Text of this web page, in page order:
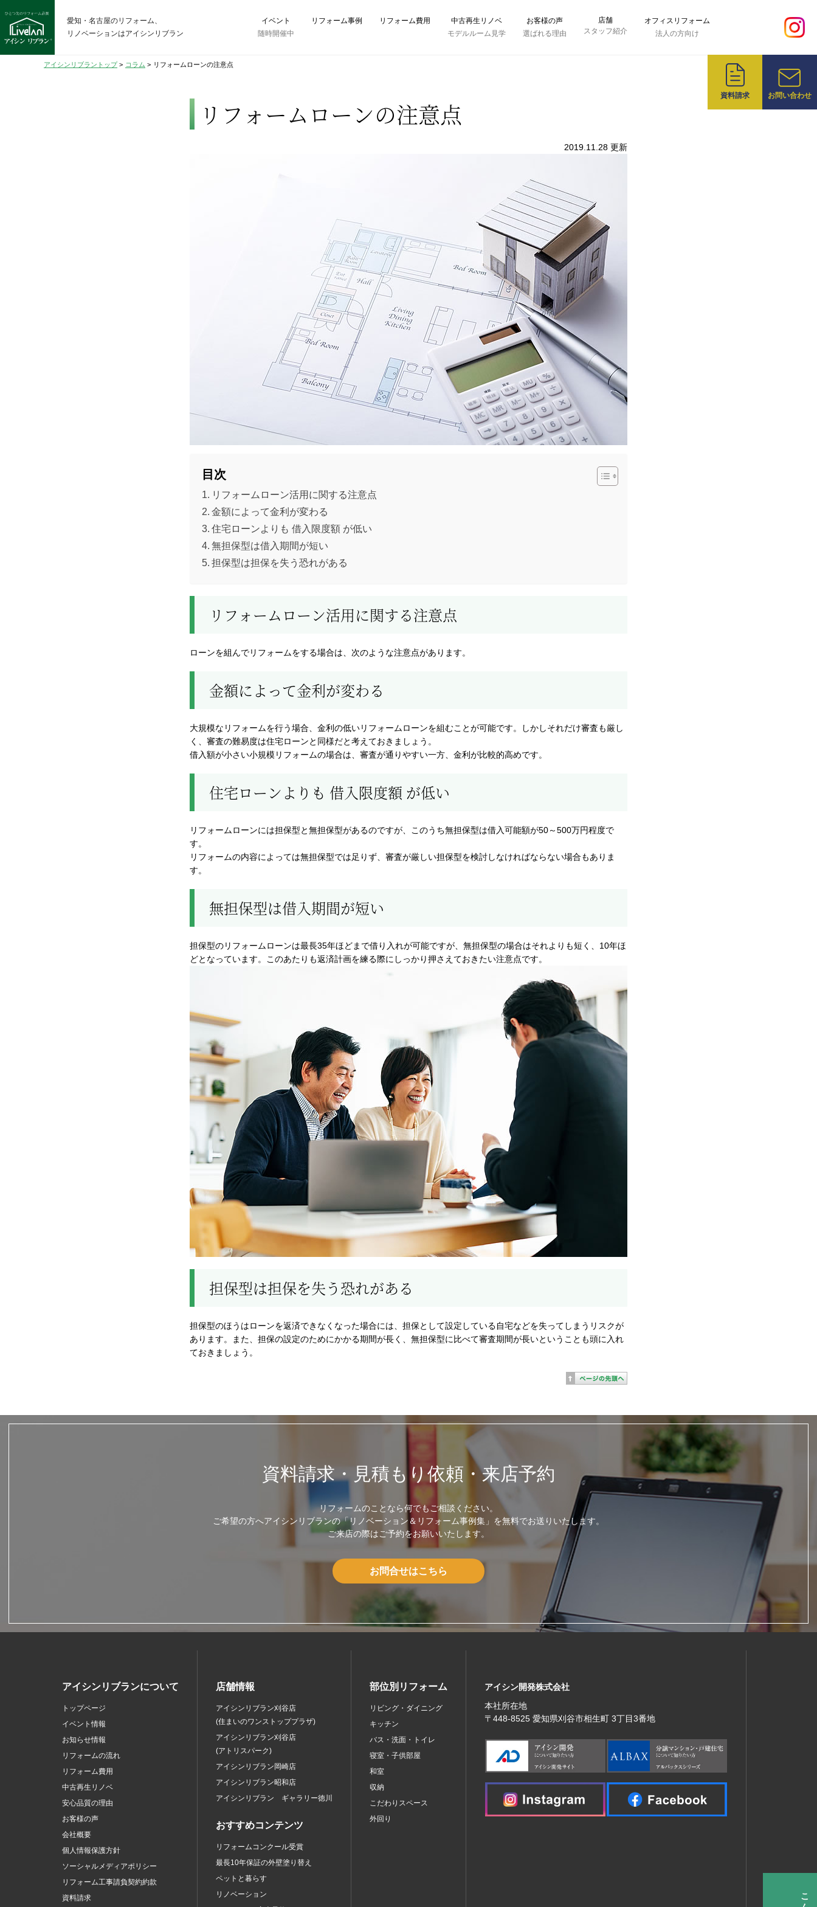
愛知・名古屋のリフォーム、
リノベーションはアイシンリブラン
イベント
随時開催中
リフォーム事例 リフォーム費用
中古再生リノベ
モデルルーム見学
お客様の声
選ばれる理由
店舗
スタッフ紹介
オフィスリフォーム
法人の方向け
資料請求 お問い合わせ
アイシンリブラントップ> コラム > リフォームローンの注意点
リフォームローンの注意点
2019.11.28 更新
目次
リフォームローン活用に関する注意点
金額によって金利が変わる
住宅ローンよりも 借入限度額 が低い
無担保型は借入期間が短い
担保型は担保を失う恐れがある
リフォームローン活用に関する注意点
ローンを組んでリフォームをする場合は、次のような注意点があります。
金額によって金利が変わる
大規模なリフォームを行う場合、金利の低いリフォームローンを組むことが可能です。しかしそれだけ審査も厳し
く、審査の難易度は住宅ローンと同様だと考えておきましょう。
借入額が小さい小規模リフォームの場合は、審査が通りやすい一方、金利が比較的高めです。
住宅ローンよりも 借入限度額 が低い
リフォームローンには担保型と無担保型があるのですが、このうち無担保型は借入可能額が50～500万円程度で
す。
リフォームの内容によっては無担保型では足りず、審査が厳しい担保型を検討しなければならない場合もありま
す。
無担保型は借入期間が短い
担保型のリフォームローンは最長35年ほどまで借り入れが可能ですが、無担保型の場合はそれよりも短く、10年ほ
どとなっています。このあたりも返済計画を練る際にしっかり押さえておきたい注意点です。
担保型は担保を失う恐れがある
担保型のほうはローンを返済できなくなった場合には、担保として設定している自宅などを失ってしまうリスクが
あります。また、担保の設定のためにかかる期間が長く、無担保型に比べて審査期間が長いということも頭に入れ
ておきましょう。
資料請求・見積もり依頼・来店予約
リフォームのことなら何でもご相談ください。
ご希望の方へアイシンリブランの「リノベーション＆リフォーム事例集」を無料でお送りいたします。
ご来店の際はご予約をお願いいたします。
お問合せはこちら
アイシンリブランについて
トップページ
イベント情報
お知らせ情報
リフォームの流れ
リフォーム費用
中古再生リノベ
安心品質の理由
お客様の声
会社概要
個人情報保護方針
ソーシャルメディアポリシー
リフォーム工事請負契約約款
資料請求
店舗情報
アイシンリブラン刈谷店
(住まいのワンストッププラザ)
アイシンリブラン刈谷店
(アトリスパーク)
アイシンリブラン岡崎店
アイシンリブラン昭和店
アイシンリブラン ギャラリー徳川
おすすめコンテンツ
リフォームコンクール受賞
最長10年保証の外壁塗り替え
ペットと暮らす
リノベーション
部位別リフォーム
リビング・ダイニング
キッチン
バス・洗面・トイレ
寝室・子供部屋
和室
収納
こだわりスペース
外回り
アイシン開発株式会社
本社所在地
〒448‐8525 愛知県刈谷市相生町 3丁目3番地